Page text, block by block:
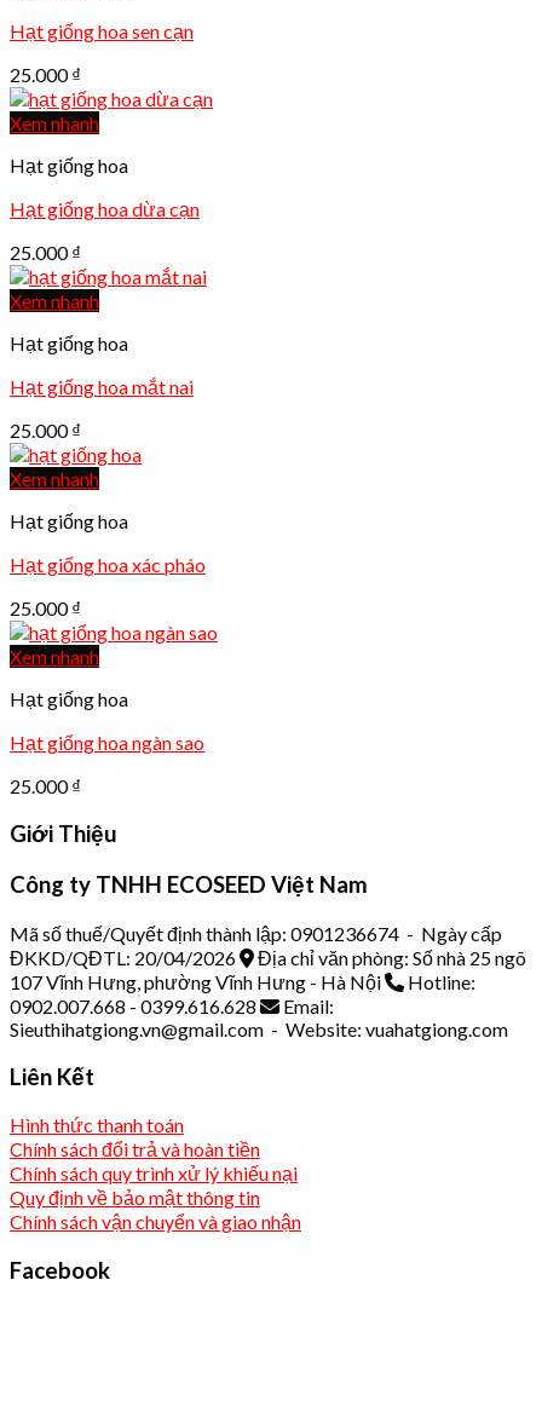
Hạt giống hoa sen cạn
25.000₫
Xem nhanh
Hạt giống hoa
Hạt giống hoa dừa cạn
25.000₫
Xem nhanh
Hạt giống hoa
Hạt giống hoa mắt nai
25.000₫
Xem nhanh
Hạt giống hoa
Hạt giống hoa xác pháo
25.000₫
Xem nhanh
Hạt giống hoa
Hạt giống hoa ngàn sao
25.000₫
Giới Thiệu
Công ty TNHH ECOSEED Việt Nam
Mã số thuế/Quyết định thành lập: 0901236674 - Ngày cấp
ĐKKD/QĐTL: 20/04/2026
Địa chỉ văn phòng: Số nhà 25 ngõ
107 Vĩnh Hưng, phường Vĩnh Hưng - Hà Nội
Hotline:
0902.007.668 - 0399.616.628
Email:
Sieuthihatgiong.vn@gmail.com - Website: vuahatgiong.com
Liên Kết
Hình thức thanh toán
Chính sách đổi trả và hoàn tiền
Chính sách quy trình xử lý khiếu nại
Quy định về bảo mật thông tin
Chính sách vận chuyển và giao nhận
Facebook